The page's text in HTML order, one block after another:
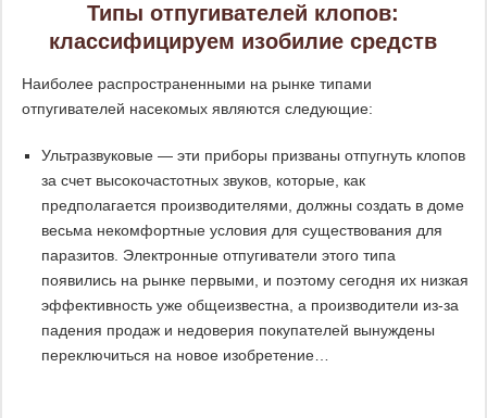
Типы отпугивателей клопов:
классифицируем изобилие средств
Наиболее распространенными на рынке типами
отпугивателей насекомых являются следующие:
Ультразвуковые — эти приборы призваны отпугнуть клопов
за счет высокочастотных звуков, которые, как
предполагается производителями, должны создать в доме
весьма некомфортные условия для существования для
паразитов. Электронные отпугиватели этого типа
появились на рынке первыми, и поэтому сегодня их низкая
эффективность уже общеизвестна, а производители из-за
падения продаж и недоверия покупателей вынуждены
переключиться на новое изобретение…